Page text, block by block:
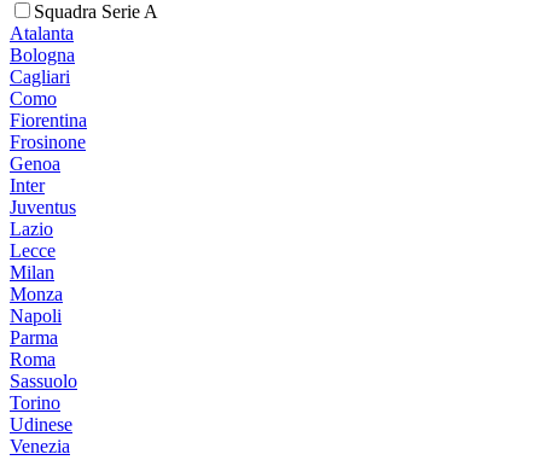
Squadra Serie A
Atalanta
Bologna
Cagliari
Como
Fiorentina
Frosinone
Genoa
Inter
Juventus
Lazio
Lecce
Milan
Monza
Napoli
Parma
Roma
Sassuolo
Torino
Udinese
Venezia